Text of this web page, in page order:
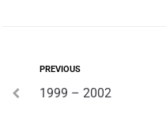
PREVIOUS
1999 – 2002